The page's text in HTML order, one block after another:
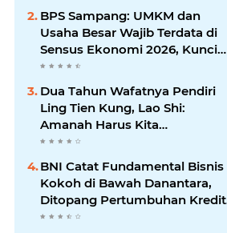
Komunikasi Antar-Kades untuk
Memajukan Desa
BPS Sampang: UMKM dan
Usaha Besar Wajib Terdata di
Sensus Ekonomi 2026, Kunci
Kebijakan Tepat Sasaran
Dua Tahun Wafatnya Pendiri
Ling Tien Kung, Lao Shi:
Amanah Harus Kita
Laksanakan!
BNI Catat Fundamental Bisnis
Kokoh di Bawah Danantara,
Ditopang Pertumbuhan Kredit
dan Kualitas Aset